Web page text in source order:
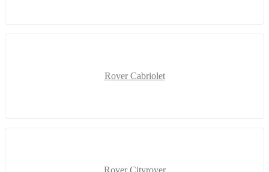
Rover Cabriolet